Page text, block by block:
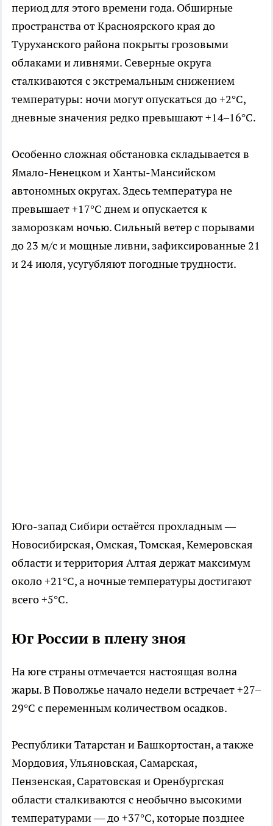
период для этого времени года. Обширные
пространства от Красноярского края до
Туруханского района покрыты грозовыми
облаками и ливнями. Северные округа
сталкиваются с экстремальным снижением
температуры: ночи могут опускаться до +2°C,
дневные значения редко превышают +14–16°C.
Особенно сложная обстановка складывается в
Ямало-Ненецком и Ханты-Мансийском
автономных округах. Здесь температура не
превышает +17°C днем и опускается к
заморозкам ночью. Сильный ветер с порывами
до 23 м/с и мощные ливни, зафиксированные 21
и 24 июля, усугубляют погодные трудности.
Юго-запад Сибири остаётся прохладным —
Новосибирская, Омская, Томская, Кемеровская
области и территория Алтая держат максимум
около +21°C, а ночные температуры достигают
всего +5°C.
Юг России в плену зноя
На юге страны отмечается настоящая волна
жары. В Поволжье начало недели встречает +27–
29°C с переменным количеством осадков.
Республики Татарстан и Башкортостан, а также
Мордовия, Ульяновская, Самарская,
Пензенская, Саратовская и Оренбургская
области сталкиваются с необычно высокими
температурами — до +37°C, которые позднее